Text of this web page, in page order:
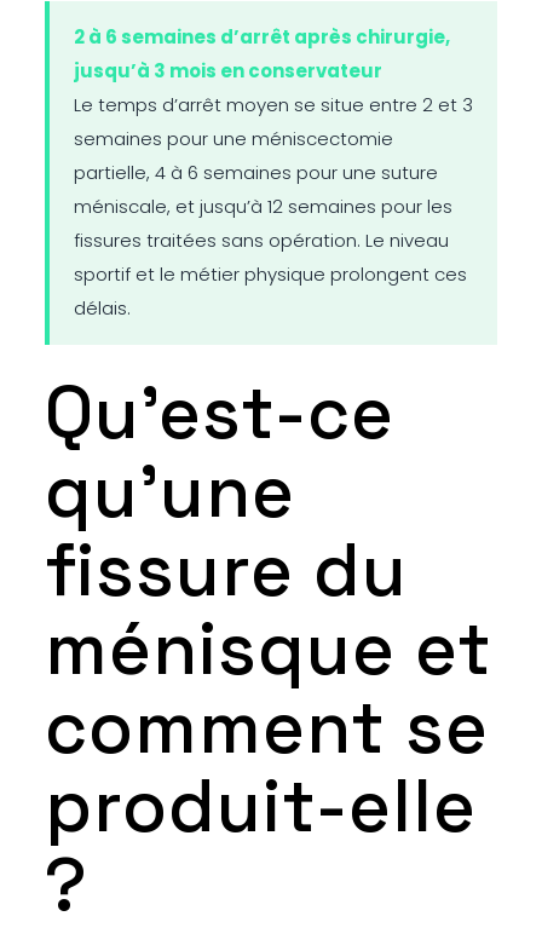
2 à 6 semaines d’arrêt après chirurgie,
jusqu’à 3 mois en conservateur
Le temps d’arrêt moyen se situe entre 2 et 3
semaines pour une méniscectomie
partielle, 4 à 6 semaines pour une suture
méniscale, et jusqu’à 12 semaines pour les
fissures traitées sans opération. Le niveau
sportif et le métier physique prolongent ces
délais.
Qu’est-ce
qu’une
fissure du
ménisque et
comment se
produit-elle
?